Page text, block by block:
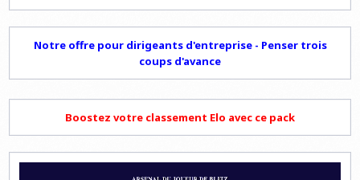
Notre offre pour dirigeants d'entreprise - Penser trois
coups d'avance
Boostez votre classement Elo avec ce pack